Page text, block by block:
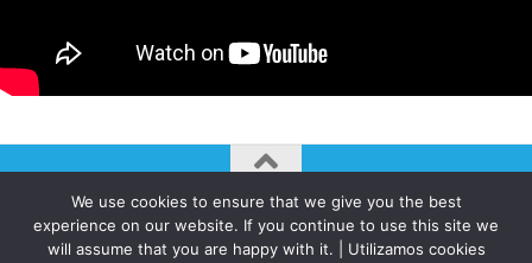
AUTOGIRO/el giro del arte actual © JAVIER MARTINEZ 2026. All
Rights Reserved.
We use cookies to ensure that we give you the best
experience on our website. If you continue to use this site we
will assume that you are happy with it. | Utilizamos cookies